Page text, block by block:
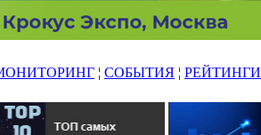
¦ СОБЫТИЯ ¦ РЕЙТИНГИ